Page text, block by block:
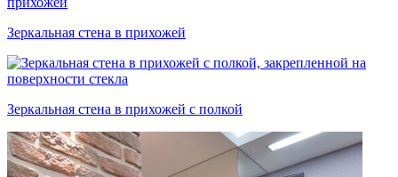
Зеркальная стена в прихожей
Зеркальная стена в прихожей с полкой